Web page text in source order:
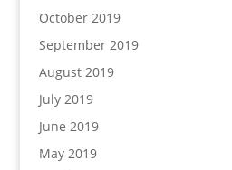
October 2019
September 2019
August 2019
July 2019
June 2019
May 2019